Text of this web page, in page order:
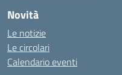
Novità
Le notizie
Le circolari
Calendario eventi